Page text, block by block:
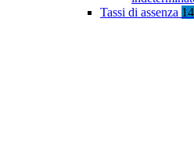
Tassi di assenza 14